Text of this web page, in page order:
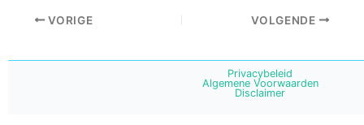
VORIGE VOLGENDE
Privacybeleid
Algemene Voorwaarden
Disclaimer